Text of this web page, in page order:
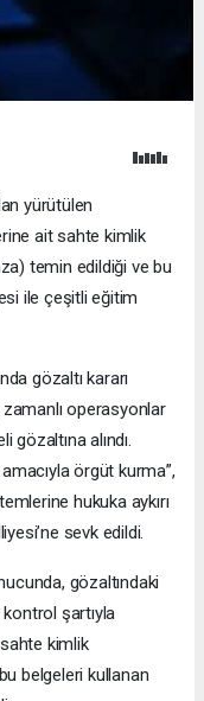
yürütülen
ait sahte kimlik
temin edildiği ve bu
ile çeşitli eğitim
gözaltı kararı
operasyonlar
alındı.
örgüt kurma”,
hukuka aykırı
sevk edildi.
gözaltındaki
şartıyla
sahte kimlik
belgeleri kullanan